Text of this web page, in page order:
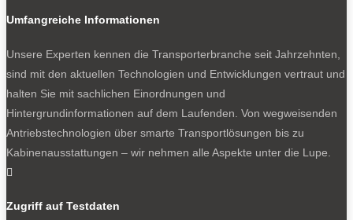
Umfangreiche Informationen
Unsere Experten kennen die Transporterbranche seit Jahrzehnten,
sind mit den aktuellen Technologien und Entwicklungen vertraut und
halten Sie mit sachlichen Einordnungen und
Hintergrundinformationen auf dem Laufenden. Von wegweisenden
Antriebstechnologien über smarte Transportlösungen bis zu
Kabinenausstattungen – wir nehmen alle Aspekte unter die Lupe.

Zugriff auf Testdaten